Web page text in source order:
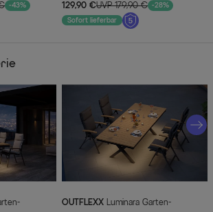
-43%
129,90 €UVP 179,90 € -28%
Sofort lieferbar
OUTFLEXX